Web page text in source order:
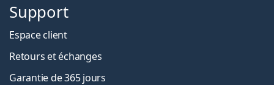
Support
Espace client
Retours et échanges
Garantie de 365 jours